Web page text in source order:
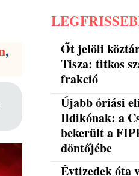
,
Őt jelöli
Tisza: titkos
frakció
Újabb óriási
Ildikónak: a
bekerült a
döntőjébe
Évtizedek óta